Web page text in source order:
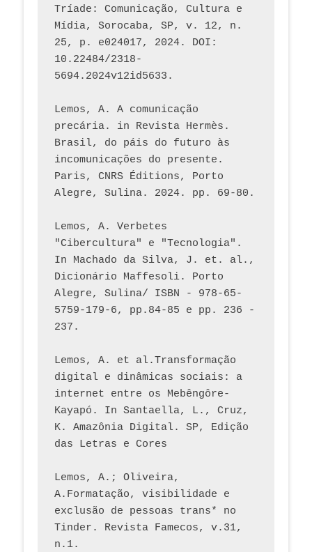
Tríade: Comunicação, Cultura e
Mídia, Sorocaba, SP, v. 12, n.
25, p. e024017, 2024. DOI:
10.22484/2318-
5694.2024v12id5633.
Lemos, A. A comunicação
precária. in Revista Hermès.
Brasil, do páis do futuro às
incomunicações do presente.
Paris, CNRS Éditions, Porto
Lemos, A. Verbetes
"Cibercultura" e "Tecnologia".
In Machado da Silva, J. et. al.,
Dicionário Maffesoli. Porto
Alegre, Sulina/ ISBN - 978-65-
5759-179-6, pp.84-85 e pp. 236 -
237.
Lemos, A. et al.Transformação
digital e dinâmicas sociais: a
internet entre os Mebêngôre-
Kayapó. In Santaella, L., Cruz,
K. Amazônia Digital. SP, Edição
das Letras e Cores
Lemos, A.; Oliveira,
A.Formatação, visibilidade e
exclusão de pessoas trans* no
Tinder. Revista Famecos, v.31,
n.1.